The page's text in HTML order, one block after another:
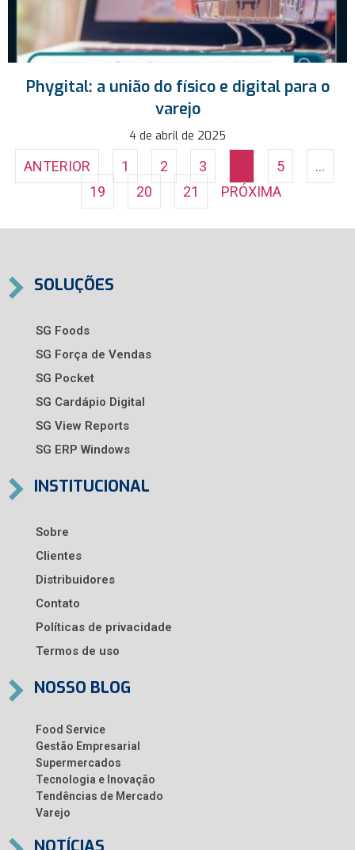
Phygital: a união do físico e digital para o
varejo
4 de abril de 2025
ANTERIOR 1 2 3 5
…
19
20 21 PRÓXIMA
SOLUÇÕES
SG Foods
SG Força de Vendas
SG Pocket
SG Cardápio Digital
SG View Reports
SG ERP Windows
INSTITUCIONAL
Sobre
Clientes
Distribuidores
Contato
Políticas de privacidade
Termos de uso
NOSSO BLOG
Food Service
Gestão Empresarial
Supermercados
Tecnologia e Inovação
Tendências de Mercado
Varejo